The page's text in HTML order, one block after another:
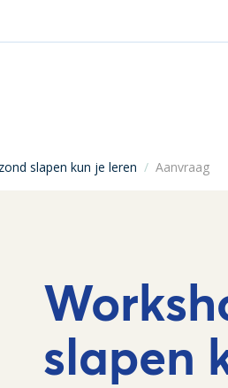
slapen kun je leren / Aanvraag
slapen